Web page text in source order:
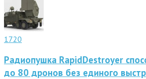
1720
Радиопушка RapidDestroyer
до 80 дронов без единого